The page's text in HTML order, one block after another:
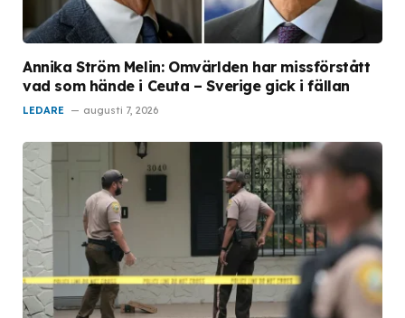
Annika Ström Melin: Omvärlden har missförstått
vad som hände i Ceuta – Sverige gick i fällan
LEDARE augusti 7, 2026